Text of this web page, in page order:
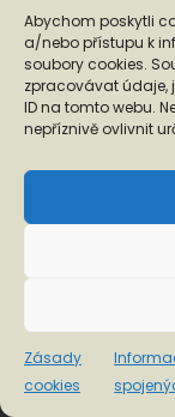
Abychom poskytli
a/nebo přístupu k
soubory cookies.
zpracovávat údaje,
ID na tomto webu.
nepříznivě ovlivnit
Zásady
cookies
Podporují
❬
Informace o